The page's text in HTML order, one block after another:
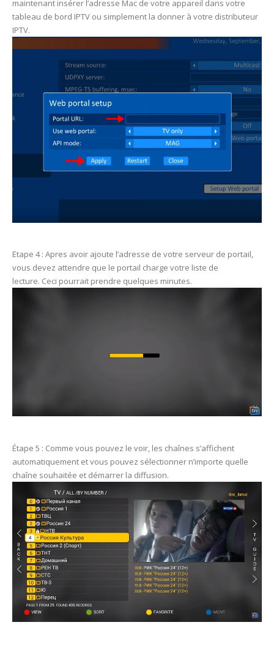
maintenant insérer l’adresse Mac de votre appareil dans votre
tableau de bord IPTV ou simplement la donner à votre distributeur
IPTV.
Etape 4 : Apres avoir ajoute l’adresse de votre serveur de portail,
vous devez attendre que le portail charge votre liste de
lecture. Ceci pourrait prendre quelques minutes.
Étape 5 : Comme vous pouvez le voir, les chaînes s’affichent
automatiquement et vous pouvez sélectionner n’importe quelle
chaîne souhaitée et démarrer la diffusion.